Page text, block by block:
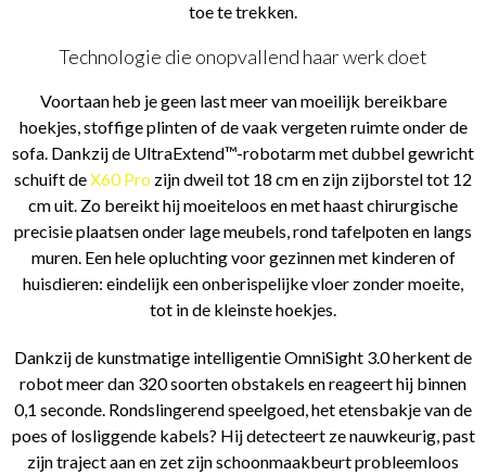
toe te trekken.
Technologie die onopvallend haar werk doet
Voortaan heb je geen last meer van moeilijk bereikbare
hoekjes, stoffige plinten of de vaak vergeten ruimte onder de
sofa. Dankzij de UltraExtend™-robotarm met dubbel gewricht
schuift deX60 Pro zijn dweil tot 18 cm en zijn zijborstel tot 12
cm uit. Zo bereikt hij moeiteloos en met haast chirurgische
precisie plaatsen onder lage meubels, rond tafelpoten en langs
muren. Een hele opluchting voor gezinnen met kinderen of
huisdieren: eindelijk een onberispelijke vloer zonder moeite,
tot in de kleinste hoekjes.
Dankzij de kunstmatige intelligentie OmniSight 3.0 herkent de
robot meer dan 320 soorten obstakels en reageert hij binnen
0,1 seconde. Rondslingerend speelgoed, het etensbakje van de
poes of losliggende kabels? Hij detecteert ze nauwkeurig, past
zijn traject aan en zet zijn schoonmaakbeurt probleemloos